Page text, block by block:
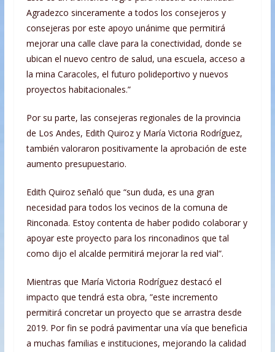
Agradezco sinceramente a todos los consejeros y
consejeras por este apoyo unánime que permitirá
mejorar una calle clave para la conectividad, donde se
ubican el nuevo centro de salud, una escuela, acceso a
la mina Caracoles, el futuro polideportivo y nuevos
proyectos habitacionales.”
Por su parte, las consejeras regionales de la provincia
de Los Andes, Edith Quiroz y María Victoria Rodríguez,
también valoraron positivamente la aprobación de este
aumento presupuestario.
Edith Quiroz señaló que “sun duda, es una gran
necesidad para todos los vecinos de la comuna de
Rinconada. Estoy contenta de haber podido colaborar y
apoyar este proyecto para los rinconadinos que tal
como dijo el alcalde permitirá mejorar la red vial”.
Mientras que María Victoria Rodríguez destacó el
impacto que tendrá esta obra, ”este incremento
permitirá concretar un proyecto que se arrastra desde
2019. Por fin se podrá pavimentar una vía que beneficia
a muchas familias e instituciones, mejorando la calidad